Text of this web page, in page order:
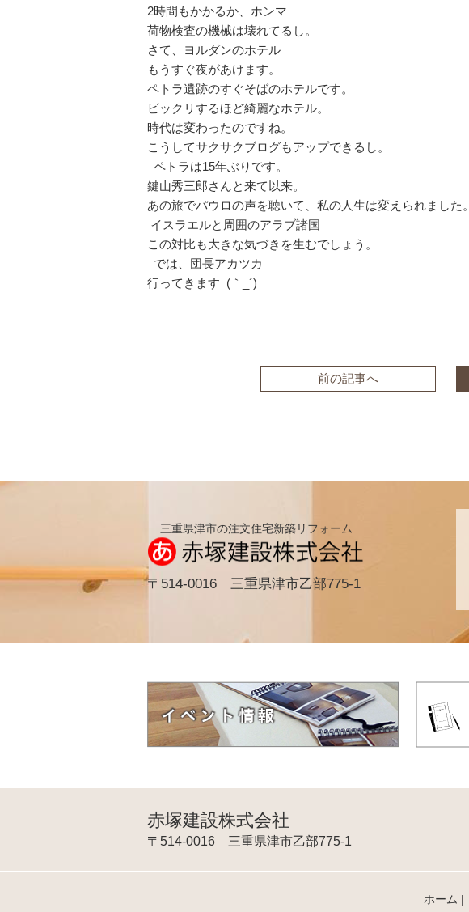
2時間もかかるか、ホンマ
荷物検査の機械は壊れてるし。
さて、ヨルダンのホテル
もうすぐ夜があけます。
ペトラ遺跡のすぐそばのホテルです。
ビックリするほど綺麗なホテル。
時代は変わったのですね。
こうしてサクサクブログもアップできるし。
ペトラは15年ぶりです。
鍵山秀三郎さんと来て以来。
あの旅でパウロの声を聴いて、私の人生は変えられました。
イスラエルと周囲のアラブ諸国
この対比も大きな気づきを生むでしょう。
では、団長アカツカ
行ってきます (｀_´)ゞ
前の記事へ
三重県津市の注文住宅新築リフォーム
〒514-0016 三重県津市乙部775-1
赤塚建設株式会社
〒514-0016 三重県津市乙部775-1
ホーム |